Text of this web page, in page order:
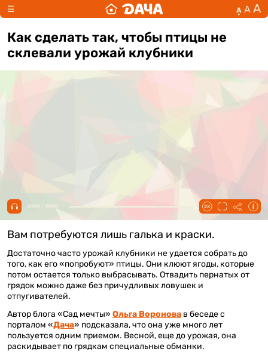
☰ А А А
Как сделать так, чтобы птицы не
склевали урожай клубники
00:00 / 00:50
Вам потребуются лишь галька и краски.
Достаточно часто урожай клубники не удается собрать до
того, как его «попробуют» птицы. Они клюют ягоды, которые
потом остается только выбрасывать. Отвадить пернатых от
грядок можно даже без причудливых ловушек и
отпугивателей.
Автор блога «Сад мечты» Ольга Воронова в беседе с
порталом «Дача» подсказала, что она уже много лет
пользуется одним приемом. Весной, еще до урожая, она
раскидывает по грядкам специальные обманки.